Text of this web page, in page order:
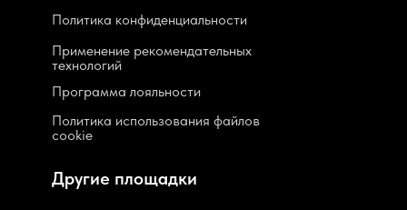
Политика конфиденциальности
Программа лояльности
Политика использования файлов
cookie
Применение рекомендательных
технологий
Другие площадки